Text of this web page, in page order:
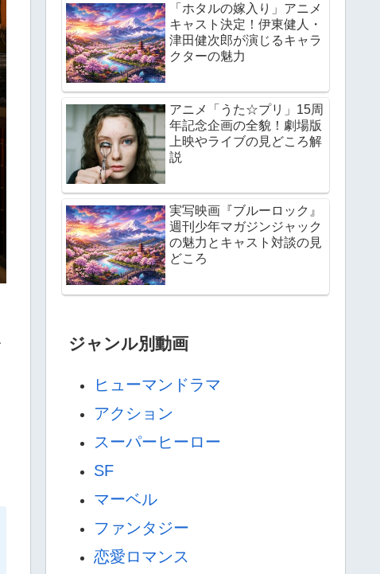
「ホタルの嫁入り」アニメ
キャスト決定！伊東健人・
津田健次郎が演じるキャラ
クターの魅力
アニメ「うた☆プリ」15周
年記念企画の全貌！劇場版
上映やライブの見どころ解
説
実写映画『ブルーロック』
週刊少年マガジンジャック
の魅力とキャスト対談の見
どころ
ジャンル別動画
ヒューマンドラマ
アクション
スーパーヒーロー
SF
マーベル
ファンタジー
恋愛ロマンス